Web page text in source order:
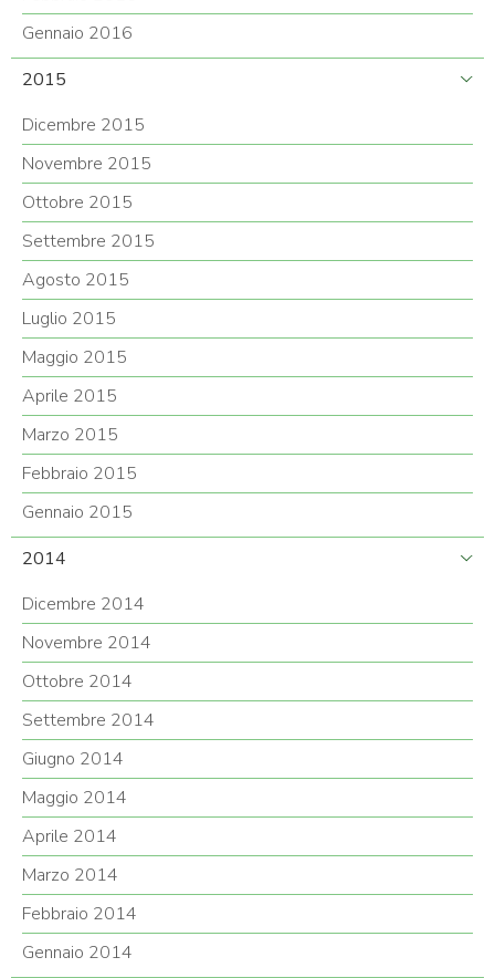
Gennaio 2016
2015
Dicembre 2015
Novembre 2015
Ottobre 2015
Settembre 2015
Agosto 2015
Luglio 2015
Maggio 2015
Aprile 2015
Marzo 2015
Febbraio 2015
Gennaio 2015
2014
Dicembre 2014
Novembre 2014
Ottobre 2014
Settembre 2014
Giugno 2014
Maggio 2014
Aprile 2014
Marzo 2014
Febbraio 2014
Gennaio 2014